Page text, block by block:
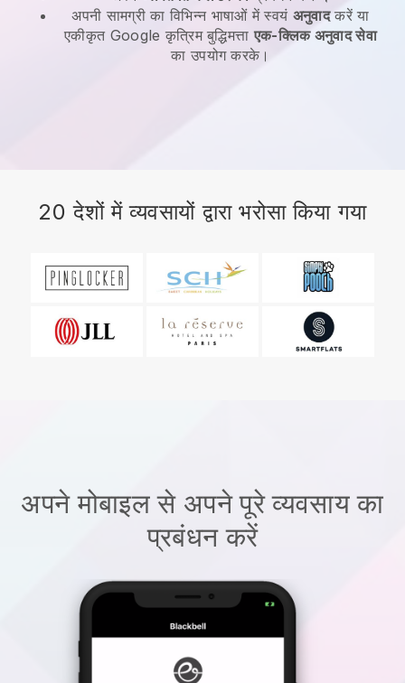
अपनी सामग्री का विभिन्न भाषाओं में स्वयं अनुवादकरें या
एकीकृत Google कृत्रिम बुद्धिमत्ताएक-क्लिक अनुवाद सेवा
का उपयोग करके।
20 देशों में व्यवसायों द्वारा भरोसा किया गया
अपने मोबाइल से अपने पूरे व्यवसाय का
प्रबंधन करें